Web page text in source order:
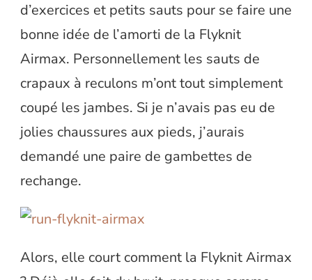
d’exercices et petits sauts pour se faire une
bonne idée de l’amorti de la Flyknit
Airmax. Personnellement les sauts de
crapaux à reculons m’ont tout simplement
coupé les jambes. Si je n’avais pas eu de
jolies chaussures aux pieds, j’aurais
demandé une paire de gambettes de
rechange.
Alors, elle court comment la Flyknit Airmax